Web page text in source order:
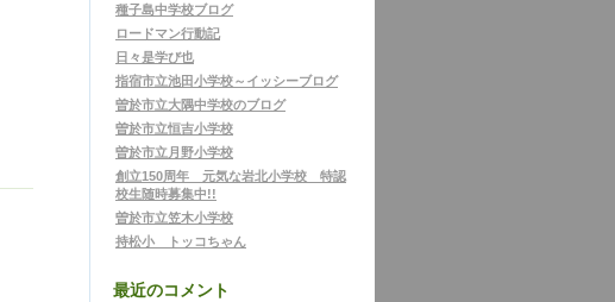
種子島中学校ブログ
ロードマン行動記
日々是学び也
指宿市立池田小学校～イッシーブログ
曽於市立大隅中学校のブログ
曽於市立恒吉小学校
曽於市立月野小学校
創立150周年 元気な岩北小学校 特認
校生随時募集中!!
曽於市立笠木小学校
持松小 トッコちゃん
最近のコメント